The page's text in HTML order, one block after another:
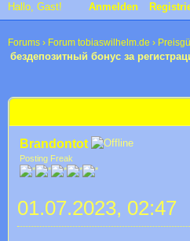
Hallo, Gast! Anmelden
Forums › Forum tobiaswilhelm.de ›
бездепозитный бонус за
Brandontot
Posting Freak
01.07.2023, 02:47